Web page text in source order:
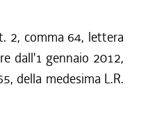
2, comma 64, lettera
dall'1 gennaio 2012,
della medesima L.R.